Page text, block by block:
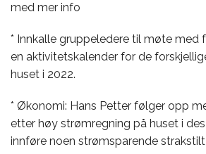
med mer info
* Innkalle gruppeledere til møte med
en aktivitetskalender for de
huset i 2022.
* Økonomi: Hans Petter følger opp
etter høy strømregning på huset i
innføre noen strømsparende